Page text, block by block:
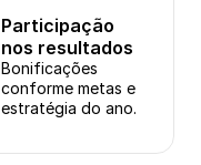
Participação
nos resultados
Bonificações
conforme metas e
estratégia do ano.